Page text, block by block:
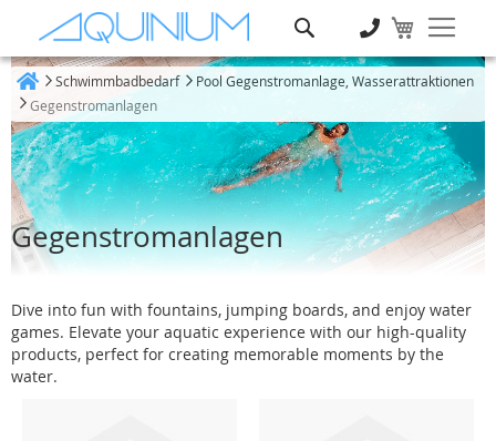
Schwimmbadbedarf
Pool Gegenstromanlage, Wasserattraktionen
Gegenstromanlagen
Gegenstromanlagen
Dive into fun with fountains, jumping boards, and enjoy water
games. Elevate your aquatic experience with our high-quality
products, perfect for creating memorable moments by the
water.